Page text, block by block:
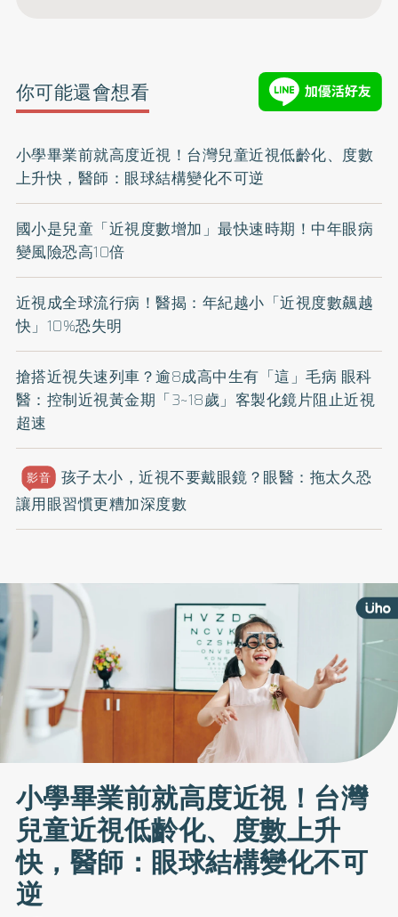
你可能還會想看
小學畢業前就高度近視！台灣兒童近視低齡化、度數
上升快，醫師：眼球結構變化不可逆
國小是兒童「近視度數增加」最快速時期！中年眼病
變風險恐高10倍
近視成全球流行病！醫揭：年紀越小「近視度數飆越
快」10%恐失明
搶搭近視失速列車？逾8成高中生有「這」毛病 眼科
醫：控制近視黃金期「3~18歲」客製化鏡片阻止近視
超速
影音
孩子太小，近視不要戴眼鏡？眼醫：拖太久恐
讓用眼習慣更糟加深度數
小學畢業前就高度近視！台灣
兒童近視低齡化、度數上升
快，醫師：眼球結構變化不可
逆